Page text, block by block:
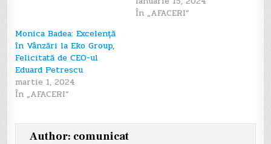
În „AFACERI”
Monica Badea: Excelență
în Vânzări la Eko Group,
Felicitată de CEO-ul
Eduard Petrescu
martie 1, 2024
În „AFACERI”
Author: comunicat